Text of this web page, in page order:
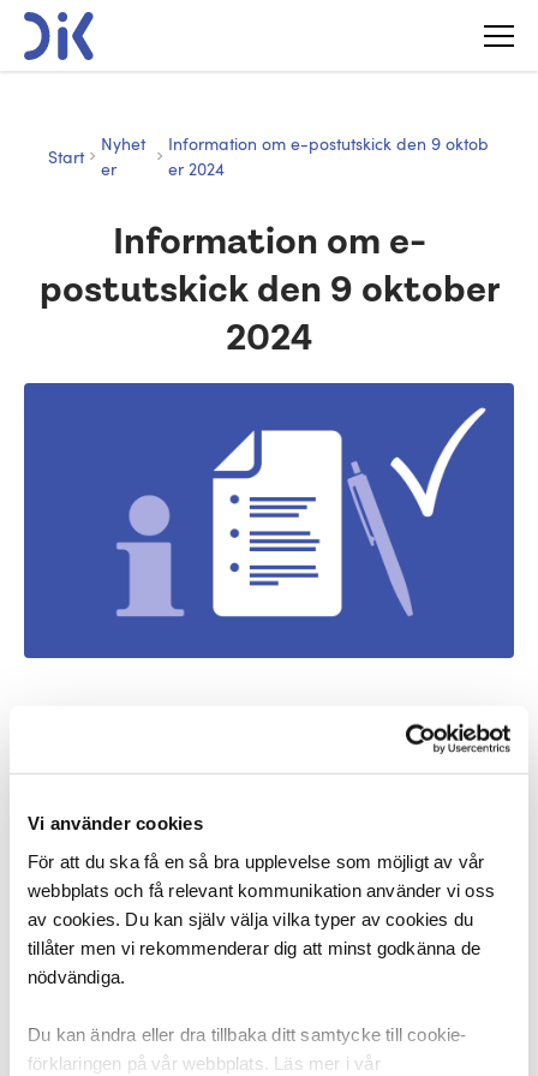
Vi använder cookies
För att du ska få en så bra upplevelse som möjligt av vår
webbplats och få relevant kommunikation använder vi oss
av cookies. Du kan själv välja vilka typer av cookies du
tillåter men vi rekommenderar dig att minst godkänna de
nödvändiga.
Du kan ändra eller dra tillbaka ditt samtycke till cookie-
förklaringen på vår webbplats. Läs mer i vår
Start
Nyhet
er
Information om e-postutskick den 9 oktob
er 2024
Information om e-
postutskick den 9 oktober
2024
Onsdagen den 9 oktober inträffade en
personuppgiftsincident när DIK gjorde ett e-
postutskick till medlemmarna.
I utskickets sidfot fanns uppgift om mottagarens e-
postadress och medlemsnummer. Vissa mottagare fick
berodde på ett tekniskt fel i systemet för e-postutskick.
Leverantören av systemet har nu felsökt och åtgärdat